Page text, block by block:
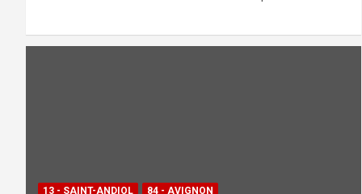
13 - SAINT-ANDIOL
84 - AVIGNON